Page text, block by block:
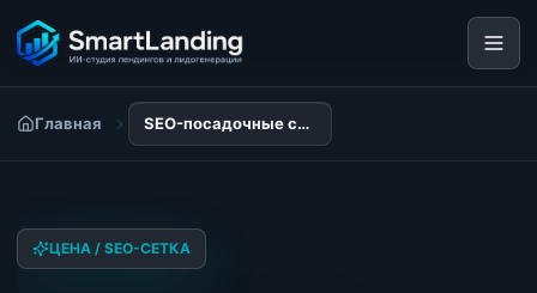
Главная SEO-посадочные страницы: стоимость и что входит в запуск
ЦЕНА / SEO-СЕТКА